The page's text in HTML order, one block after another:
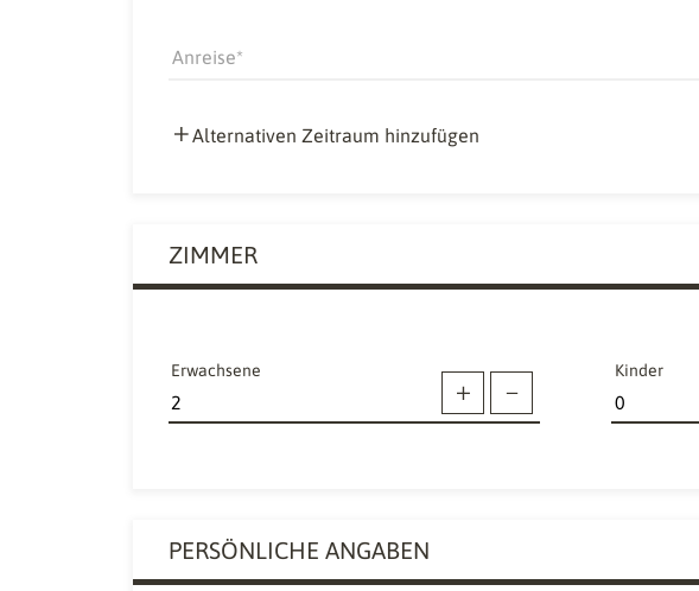
Anreise
Alternativen Zeitraum hinzufügen
ZIMMER
Erwachsene Kinder
PERSÖNLICHE ANGABEN